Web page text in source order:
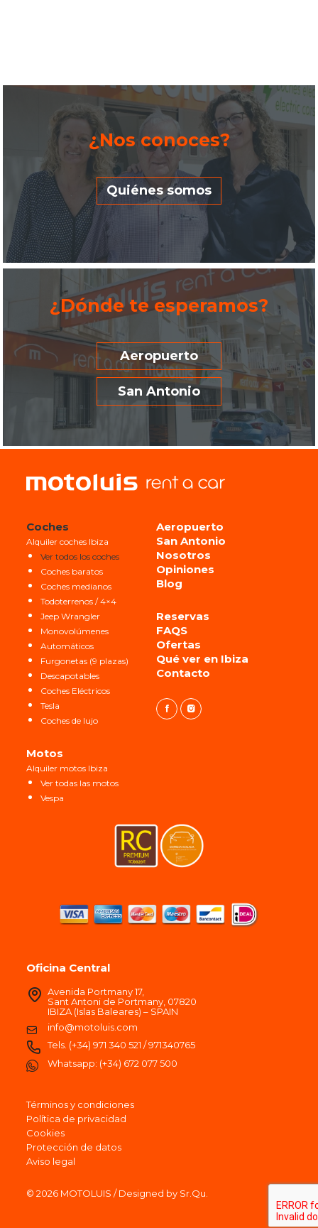
¿Nos conoces?
Quiénes somos
¿Dónde te esperamos?
Aeropuerto
San Antonio
Oficina Central
Avenida Portmany 17,
Sant Antoni de Portmany, 07820
IBIZA (Islas Baleares) – SPAIN
info@motoluis.com
Tels. (+34) 971 340 521 /971340765
Whatsapp: (+34) 672 077 500
Coches
Alquiler coches Ibiza
Ver todos los coches
Coches baratos
Coches medianos
Todoterrenos / 4×4
Jeep Wrangler
Monovolúmenes
Automáticos
Furgonetas (9 plazas)
Descapotables
Coches Eléctricos
Tesla
Coches de lujo
Motos
Alquiler motos Ibiza
Ver todas las motos
Vespa
Aeropuerto
San Antonio
Nosotros
Opiniones
Blog
Reservas
FAQS
Ofertas
Qué ver en Ibiza
Contacto
© 2026 MOTOLUIS / Designed by Sr.Qu.
Términos y condiciones
Política de privacidad
Cookies
Protección de datos
Aviso legal